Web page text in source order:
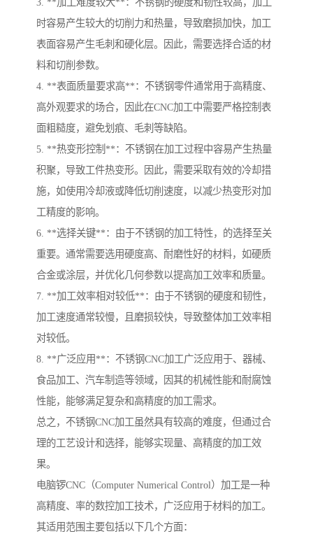
3. **加工难度较大**：不锈钢的硬度和韧性较高，加工
时容易产生较大的切削力和热量，导致磨损加快，加工
表面容易产生毛刺和硬化层。因此，需要选择合适的材
料和切削参数。
4. **表面质量要求高**：不锈钢零件通常用于高精度、
高外观要求的场合，因此在CNC加工中需要严格控制表
面粗糙度，避免划痕、毛刺等缺陷。
5. **热变形控制**：不锈钢在加工过程中容易产生热量
积聚，导致工件热变形。因此，需要采取有效的冷却措
施，如使用冷却液或降低切削速度，以减少热变形对加
工精度的影响。
6. **选择关键**：由于不锈钢的加工特性，的选择至关
重要。通常需要选用硬度高、耐磨性好的材料，如硬质
合金或涂层，并优化几何参数以提高加工效率和质量。
7. **加工效率相对较低**：由于不锈钢的硬度和韧性，
加工速度通常较慢，且磨损较快，导致整体加工效率相
对较低。
8. **广泛应用**：不锈钢CNC加工广泛应用于、器械、
食品加工、汽车制造等领域，因其的机械性能和耐腐蚀
性能，能够满足复杂和高精度的加工需求。
总之，不锈钢CNC加工虽然具有较高的难度，但通过合
理的工艺设计和选择，能够实现量、高精度的加工效
果。
电脑锣CNC（Computer Numerical Control）加工是一种
高精度、率的数控加工技术，广泛应用于材料的加工。
其适用范围主要包括以下几个方面：